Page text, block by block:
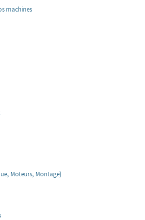
machines
Moteurs, Montage)